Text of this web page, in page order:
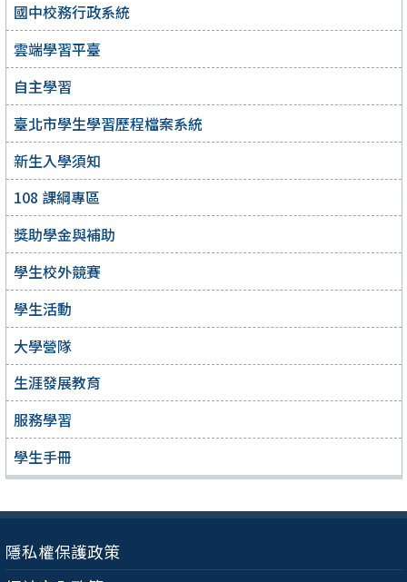
國中校務行政系統
雲端學習平臺
自主學習
臺北市學生學習歷程檔案系統
新生入學須知
108 課綱專區
獎助學金與補助
學生校外競賽
學生活動
大學營隊
生涯發展教育
服務學習
學生手冊
隱私權保護政策